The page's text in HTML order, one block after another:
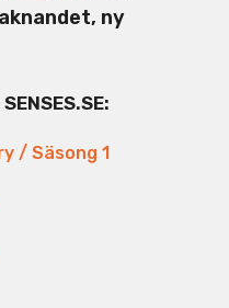
ny
/ Säsong 1